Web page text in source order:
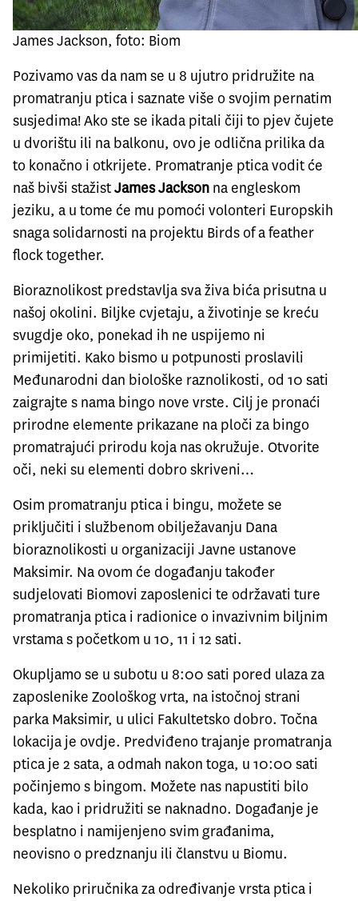
James Jackson, foto: Biom
Pozivamo vas da nam se u 8 ujutro pridružite na
promatranju ptica i saznate više o svojim pernatim
susjedima! Ako ste se ikada pitali čiji to pjev čujete
u dvorištu ili na balkonu, ovo je odlična prilika da
to konačno i otkrijete. Promatranje ptica vodit će
naš bivši stažistJames Jackson na engleskom
jeziku, a u tome će mu pomoći volonteri Europskih
snaga solidarnosti na projektu Birds of a feather
flock together.
Bioraznolikost predstavlja sva živa bića prisutna u
našoj okolini. Biljke cvjetaju, a životinje se kreću
svugdje oko, ponekad ih ne uspijemo ni
primijetiti. Kako bismo u potpunosti proslavili
Međunarodni dan biološke raznolikosti, od 10 sati
zaigrajte s nama bingo nove vrste. Cilj je pronaći
prirodne elemente prikazane na ploči za bingo
promatrajući prirodu koja nas okružuje. Otvorite
oči, neki su elementi dobro skriveni…
Osim promatranju ptica i bingu, možete se
priključiti i službenom obilježavanju Dana
bioraznolikosti u organizaciji Javne ustanove
Maksimir. Na ovom će događanju također
sudjelovati Biomovi zaposlenici te održavati ture
promatranja ptica i radionice o invazivnim biljnim
vrstama s početkom u 10, 11 i 12 sati.
Okupljamo se u subotu u 8:00 sati pored ulaza za
zaposlenike Zoološkog vrta, na istočnoj strani
parka Maksimir, u ulici Fakultetsko dobro. Točna
lokacija je ovdje. Predviđeno trajanje promatranja
ptica je 2 sata, a odmah nakon toga, u 10:00 sati
počinjemo s bingom. Možete nas napustiti bilo
kada, kao i pridružiti se naknadno. Događanje je
besplatno i namijenjeno svim građanima,
neovisno o predznanju ili članstvu u Biomu.
Nekoliko priručnika za određivanje vrsta ptica i